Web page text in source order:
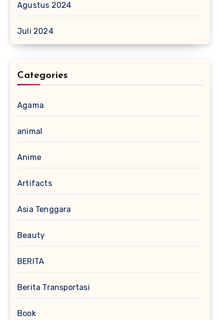
Agustus 2024
Juli 2024
Categories
Agama
animal
Anime
Artifacts
Asia Tenggara
Beauty
BERITA
Berita Transportasi
Book